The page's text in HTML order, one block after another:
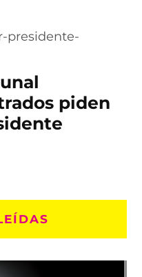
piden